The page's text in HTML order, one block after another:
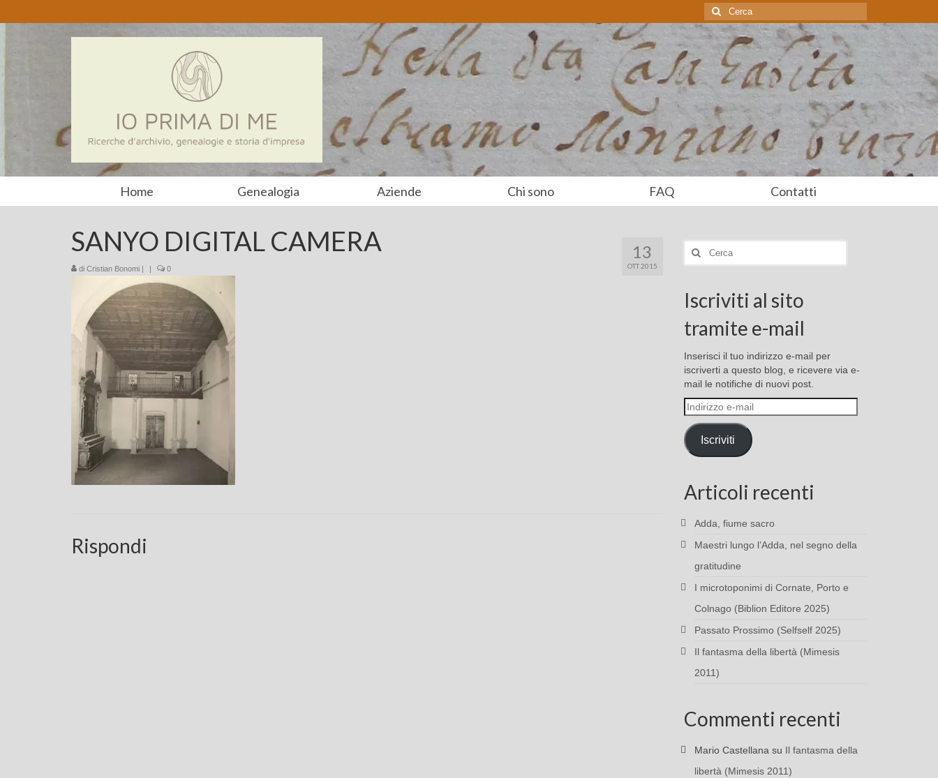
Cerca:
Home Genealogia Aziende Chi sono FAQ Contatti
13
OTT 2015
SANYO DIGITAL CAMERA
di Cristian Bonomi | | 0
Rispondi
Cerca:
Iscriviti al sito
tramite e-mail
Inserisci il tuo indirizzo e-mail per
iscriverti a questo blog, e ricevere via e-
mail le notifiche di nuovi post.
Indirizzo
e-
mail
Iscriviti
Articoli recenti
Adda, fiume sacro
Maestri lungo l’Adda, nel segno della
gratitudine
I microtoponimi di Cornate, Porto e
Colnago (Biblion Editore 2025)
Passato Prossimo (Selfself 2025)
Il fantasma della libertà (Mimesis
2011)
Commenti recenti
Mario Castellana su Il fantasma della
libertà (Mimesis 2011)